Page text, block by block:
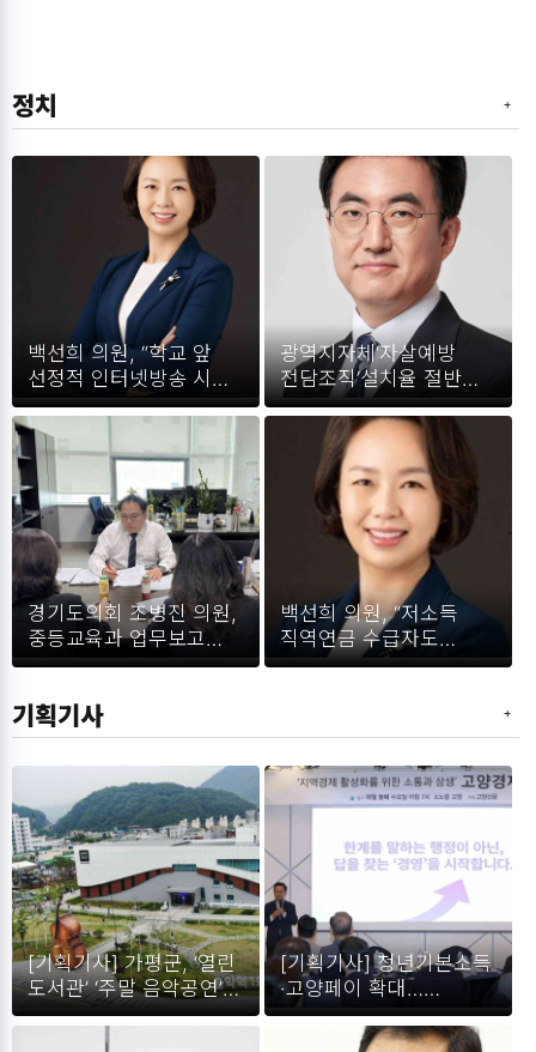
정치
백선희 의원, “학교 앞
선정적 인터넷방송 시설,
더 이상 방치해선 안돼”
광역지자체‘자살예방
전담조직’설치율 절반
미달... 국회, 지자체
사무범위에
‘자살예방’포함 추진.
경기도의회 조병진 의원,
중등교육과 업무보고
받아… “공교육 진학지도
당부”
백선희 의원, “저소득
직역연금 수급자도
기초연금 받을 수 있어야”
기획기사
[기획기사] 가평군, ‘열린
도서관’ ‘주말 음악공연’
‘반값 최신영화’ 제공.
[기획기사] 청년기본소득
·고양페이 확대…
소상공인 지원으로
민생경제 회복 지원.